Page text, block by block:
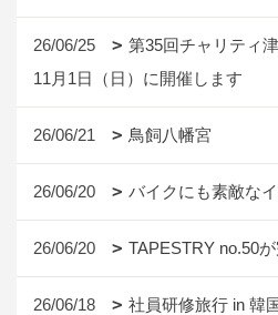
26/06/25
第35回チャリティ
11月1日（日）に開催します
26/06/21 鳥飼八幡宮
26/06/20 バイクにも素敵な
26/06/20 TAPESTRY no.50
26/06/18 社員研修旅行 in 韓